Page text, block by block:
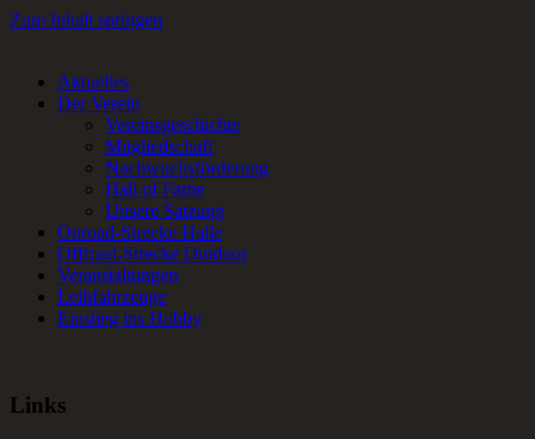
Zum Inhalt springen
RC-Car Verein in Frankfurt am Main für Offroad- und Onroad RC-
Aktuelles
Der Verein
Vereinsgeschichte
Mitgliedschaft
Nachwuchsförderung
Hall of Fame
Unsere Satzung
Onroad-Strecke Halle
Offroad-Strecke Outdoor
Veranstaltungen
Leihfahrzeuge
Einstieg ins Hobby
Links